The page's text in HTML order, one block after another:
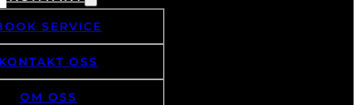
SERVICE
OSS
OM OSS